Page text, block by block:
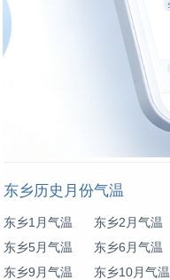
东乡历史月份气温
东乡1月气温 东乡2月气温
东乡5月气温
东乡6月气温
东乡9月气温
东乡10月气温